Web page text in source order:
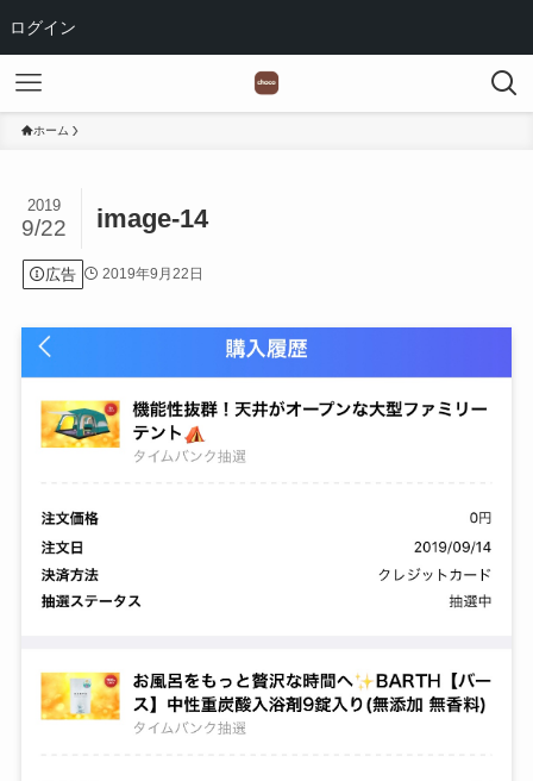
ログイン
ホーム
image-14
2019
9/22
広告 2019年9月22日